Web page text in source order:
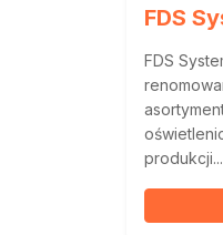
FDS
FDS
produkcji...